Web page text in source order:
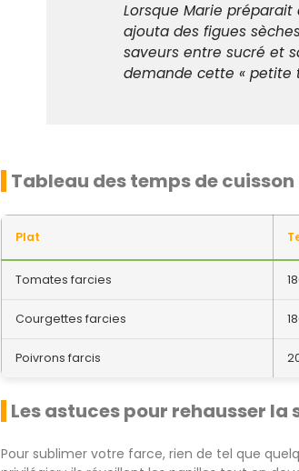
Lorsque Marie
ajouta des figues
saveurs entre sucré et
demande cette « petite
Tableau des temps de
Plat
Tomates farcies
Courgettes farcies
Poivrons farcis
Les astuces pour rehausser la
Pour sublimer votre farce, rien de tel que